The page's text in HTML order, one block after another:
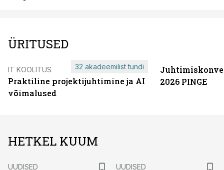
ÜRITUSED
IT KOOLITUS
Praktiline projektijuhtimine ja AI
võimalused
32 akadeemilist tundi
2026 PINGE
HETKEL KUUM
UUDISED
UUDISED